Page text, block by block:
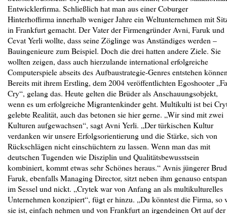
Entwicklerfirma. Schließlich hat man aus einer Coburger
Hinterhoffirma innerhalb weniger Jahre ein Weltunternehmen mit
in Frankfurt gemacht. Der Vater der Firmengründer Avni, Faruk und
Cevat Yerli wollte, dass seine Zöglinge was Anständiges werden –
Bauingenieure zum Beispiel. Doch die drei hatten andere Ziele. Sie
wollten zeigen, dass auch hierzulande international erfolgreiche
Computerspiele abseits des Aufbaustrategie-Genres entstehen
Bereits mit ihrem Erstling, dem 2004 veröffentlichten Egoshooter
Cry“, gelang das. Heute gelten die Brüder als Anschauungsobjekt,
wenn es um erfolgreiche Migrantenkinder geht. Multikulti ist bei
gelebte Realität, auch das betonen sie hier gerne. „Wir sind mit zwei
Kulturen aufgewachsen“, sagt Avni Yerli. „Der türkischen Kultur
verdanken wir unsere Erfolgsorientierung und die Stärke, sich von
Rückschlägen nicht einschüchtern zu lassen. Wenn man das mit
deutschen Tugenden wie Disziplin und Qualitätsbewusstsein
kombiniert, kommt etwas sehr Schönes heraus.“ Avnis jüngerer
Faruk, ebenfalls Managing Director, sitzt neben ihm genauso
im Sessel und nickt. „Crytek war von Anfang an als multikulturelles
Unternehmen konzipiert“, fügt er hinzu. „Du könntest die Firma, so
sie ist, einfach nehmen und von Frankfurt an irgendeinen Ort auf der